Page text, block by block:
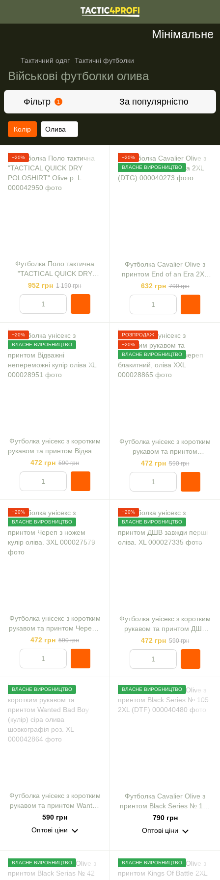
Мінімальне
Тактичний одяг Тактичні футболки
Військові футболки олива
Фільтр 1 За популярністю
Колір Олива
−20%
Футболка Поло тактична
"TACTICAL QUICK DRY
POLOSHIRT" Olive р. L
952 грн 1 190 грн
−20%
ВЛАСНЕ ВИРОБНИЦТВО
Футболка Cavalier Olive з
принтом End of an Era 2XL
(DTG)
632 грн 790 грн
−20%
ВЛАСНЕ ВИРОБНИЦТВО
Футболка унісекс з коротким
рукавом та принтом Відважні
непереможні кулір оліва XL
472 грн 590 грн
РОЗПРОДАЖ
−20%
ВЛАСНЕ ВИРОБНИЦТВО
Футболка унісекс з коротким
рукавом та принтом
Військовий череп блакитний,
оліва XXL
472 грн 590 грн
−20%
ВЛАСНЕ ВИРОБНИЦТВО
Футболка унісекс з коротким
рукавом та принтом Череп з
ножем кулір оліва. 3XL
472 грн 590 грн
−20%
ВЛАСНЕ ВИРОБНИЦТВО
Футболка унісекс з коротким
рукавом та принтом ДШВ
завжди перші оліва. XL
472 грн 590 грн
ВЛАСНЕ ВИРОБНИЦТВО
Футболка унісекс з коротким
рукавом та принтом Wanted
Bad Boy (кулір) сіра олива
590 грн
Оптові ціни
ВЛАСНЕ ВИРОБНИЦТВО
Футболка Cavalier Olive з
принтом Black Series № 105
2XL (DTF)
790 грн
Оптові ціни
ВЛАСНЕ ВИРОБНИЦТВО ВЛАСНЕ ВИРОБНИЦТВО